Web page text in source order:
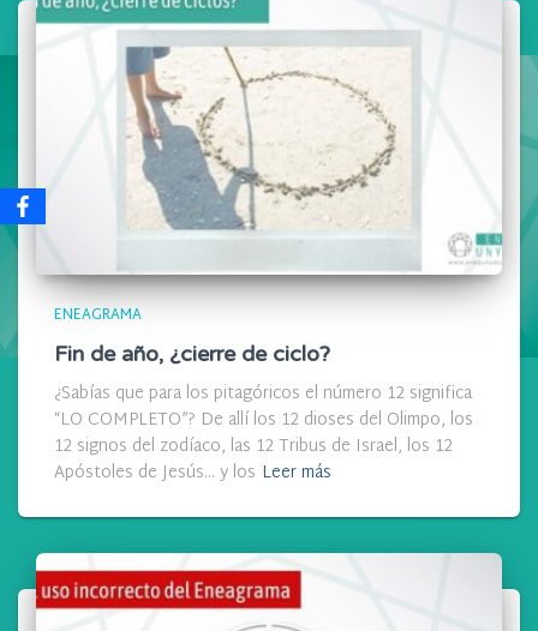
ENEAGRAMA
Fin de año, ¿cierre de ciclo?
¿Sabías que para los pitagóricos el número 12 significa
“LO COMPLETO”? De allí los 12 dioses del Olimpo, los
12 signos del zodíaco, las 12 Tribus de Israel, los 12
Apóstoles de Jesús… y los Leer más